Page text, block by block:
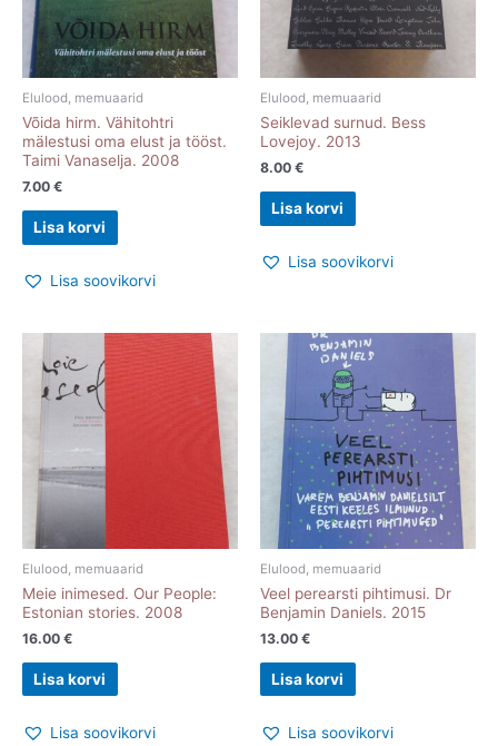
Elulood, memuaarid
Võida hirm. Vähitohtri
mälestusi oma elust ja tööst.
Taimi Vanaselja. 2008
7.00 €
Lisa korvi
Lisa soovikorvi
Elulood, memuaarid
Seiklevad surnud. Bess
Lovejoy. 2013
8.00 €
Lisa korvi
Lisa soovikorvi
Elulood, memuaarid
Meie inimesed. Our People:
Estonian stories. 2008
16.00 €
Lisa korvi
Lisa soovikorvi
Elulood, memuaarid
Veel perearsti pihtimusi. Dr
Benjamin Daniels. 2015
13.00 €
Lisa korvi
Lisa soovikorvi